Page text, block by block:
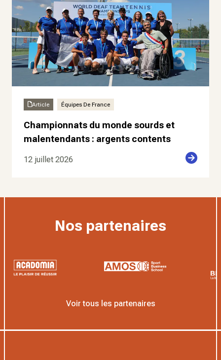
Article Équipes De France
Championnats du monde sourds et
malentendants : argents contents
12 juillet 2026
Nos partenaires
Voir tous les partenaires